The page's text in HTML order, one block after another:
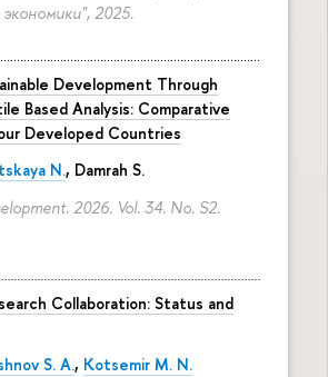
2025.
Development Through
Based Analysis: Comparative
Developed Countries
N., Damrah S.
2026. Vol. 34. No. S2.
Collaboration: Status and
S. A., Kotsemir M. N.